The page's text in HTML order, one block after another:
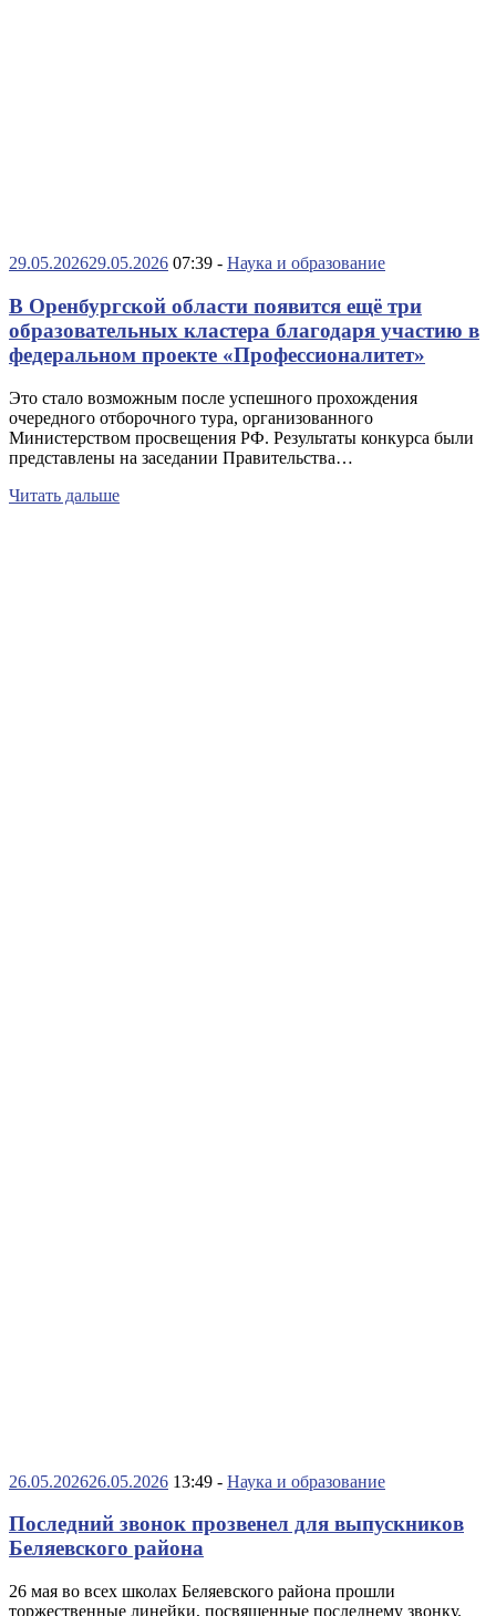
29.05.202629.05.2026 07:39 - Наука и образование
В Оренбургской области появится ещё три
образовательных кластера благодаря участию в
федеральном проекте «Профессионалитет»
Это стало возможным после успешного прохождения
очередного отборочного тура, организованного
Министерством просвещения РФ. Результаты конкурса были
представлены на заседании Правительства…
Читать дальше
26.05.202626.05.2026 13:49 - Наука и образование
Последний звонок прозвенел для выпускников
Беляевского района
26 мая во всех школах Беляевского района прошли
торжественные линейки, посвященные последнему звонку.